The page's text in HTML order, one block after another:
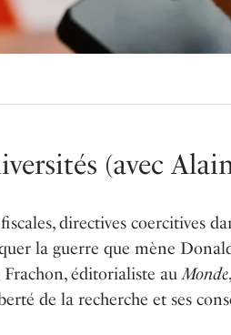
(avec
directives coercitives
la guerre que mène
éditorialiste au Monde
de la recherche et ses